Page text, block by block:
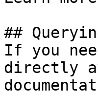
##
If you
directly